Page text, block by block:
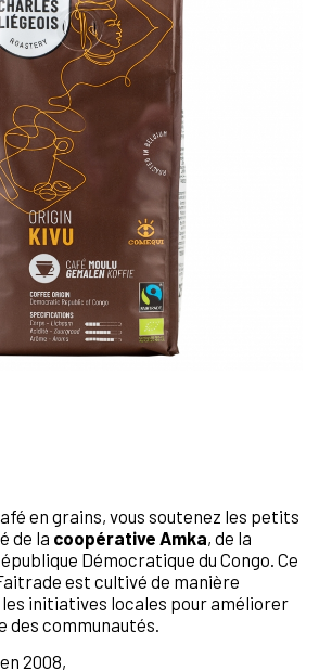
en grains, vous soutenez les petits
de la coopérative Amka, de la
Démocratique du Congo. Ce
est cultivé de manière
initiatives locales pour améliorer
des communautés.
2008,